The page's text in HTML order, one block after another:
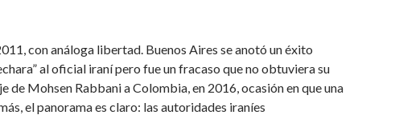
con análoga libertad. Buenos Aires se anotó un éxito
al oficial iraní pero fue un fracaso que no obtuviera su
Mohsen Rabbani a Colombia, en 2016, ocasión en que una
el panorama es claro: las autoridades iraníes